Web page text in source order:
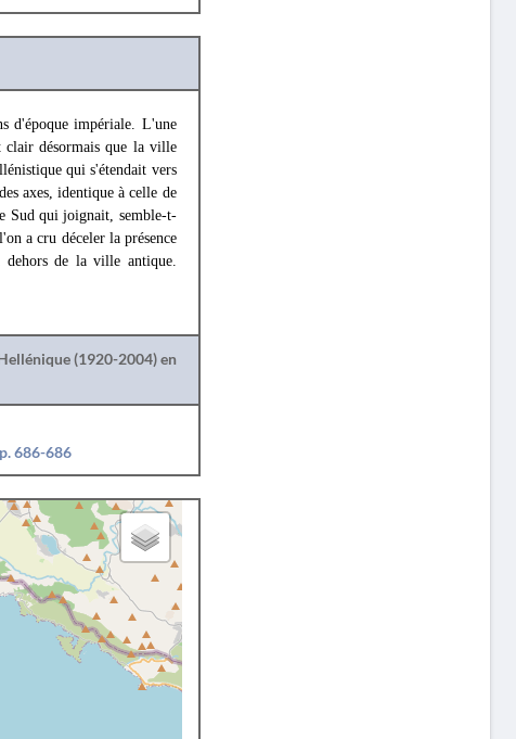
d'époque impériale. L'une
clair désormais que la ville
qui s'étendait vers
axes, identique à celle de
Sud qui joignait, semble-t-
a cru déceler la présence
dehors de la ville antique.
(1920-2004) en
686-686